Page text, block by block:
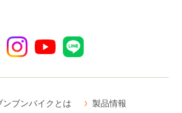
ンブンバイクとは 製品情報